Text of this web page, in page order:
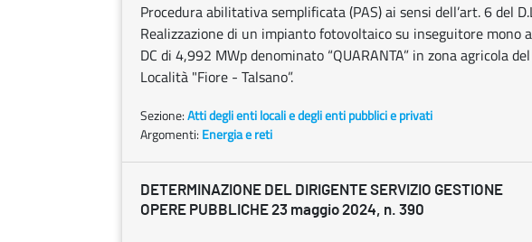
Procedura abilitativa semplificata (PAS) ai sensi dell’art. 6 del
Realizzazione di un impianto fotovoltaico su inseguitore mono
DC di 4,992 MWp denominato “QUARANTA” in zona agricola
Località "Fiore - Talsano”.
Sezione:Atti degli enti locali e degli enti pubblici e privati
Argomenti: Energia e reti
DETERMINAZIONE DEL DIRIGENTE SERVIZIO GESTIONE
OPERE PUBBLICHE 23 maggio 2024, n. 390